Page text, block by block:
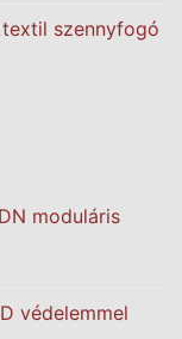
szennyfogó
moduláris
védelemmel